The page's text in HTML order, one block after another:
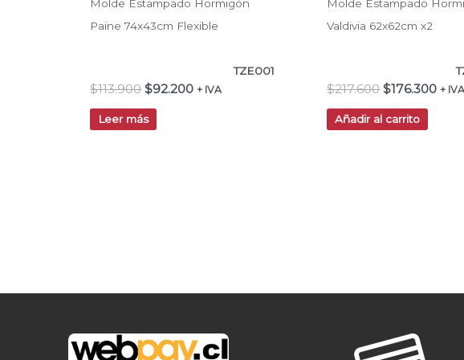
Molde Estampado Hormigón
Paine 74x43cm Flexible
TZE001
$113.900 $92.200 + IVA
Leer más
Molde Estampado
Valdivia 62x62cm x2
$217.600 $176.300 +
Añadir al carrito